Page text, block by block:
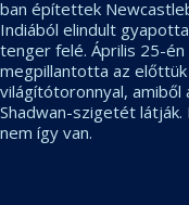
ban építettek
Indiából elindult
tenger felé. Április 25-
megpillantotta az
világítótoronnyal,
Shadwan-szigetét
nem így van.